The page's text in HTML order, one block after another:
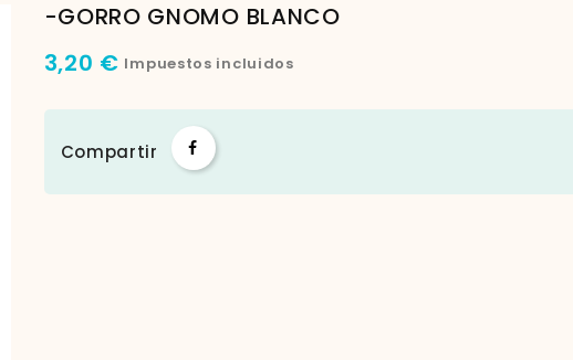
-GORRO GNOMO BLANCO
3,20 € Impuestos incluidos
Compartir